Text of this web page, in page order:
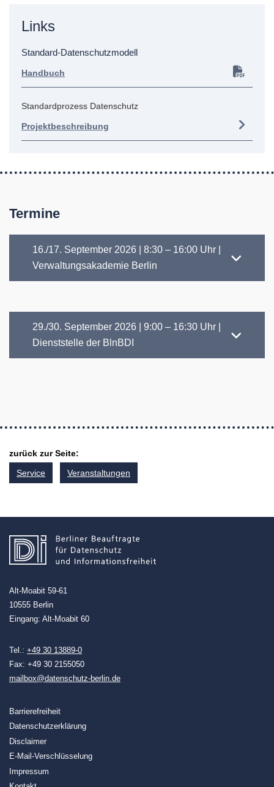
Links
Standard-Datenschutzmodell
Handbuch
Standardprozess Datenschutz
Projektbeschreibung
Termine
16./17. September 2026 | 8:30 – 16:00 Uhr |
Verwaltungsakademie Berlin
29./30. September 2026 | 9:00 – 16:30 Uhr |
Dienststelle der BlnBDI
zurück zur Seite:
Service
Veranstaltungen
Alt-Moabit 59-61
10555 Berlin
Eingang: Alt-Moabit 60
Tel.: +49 30 13889-0
Fax: +49 30 2155050
mailbox@datenschutz-berlin.de
Barrierefreiheit
Datenschutzerklärung
Disclaimer
E-Mail-Verschlüsselung
Impressum